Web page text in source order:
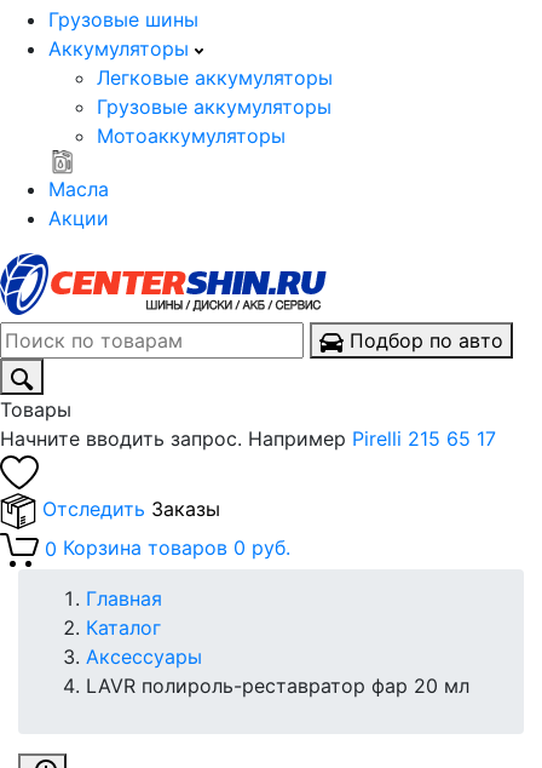
Грузовые шины
Аккумуляторы
Легковые аккумуляторы
Грузовые аккумуляторы
Мотоаккумуляторы
Масла
Акции
Подбор по авто
Товары
Начните вводить запрос. Например Pirelli 215 65 17
Отследить Заказы
0 Корзина товаров 0 руб.
Главная
Каталог
Аксессуары
LAVR полироль-реставратор фар 20 мл